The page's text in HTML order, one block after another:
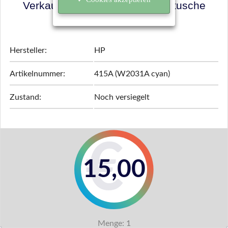
Verkaufspreis für Ihre Tonerkartusche
ermitteln!
Hersteller: HP
Artikelnummer: 415A (W2031A cyan)
Zustand: Noch versiegelt
15,00
Menge: 1